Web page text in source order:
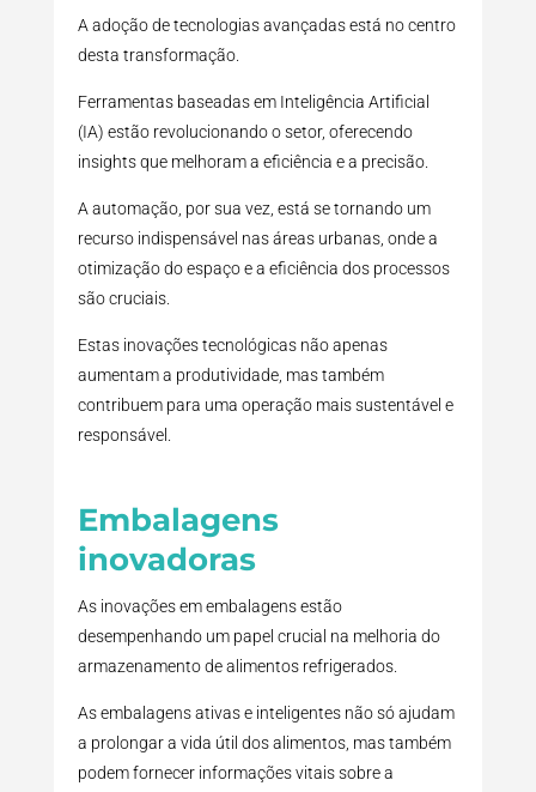
A adoção de tecnologias avançadas está no centro
desta transformação.
Ferramentas baseadas em Inteligência Artificial
(IA) estão revolucionando o setor, oferecendo
insights que melhoram a eficiência e a precisão.
A automação, por sua vez, está se tornando um
recurso indispensável nas áreas urbanas, onde a
otimização do espaço e a eficiência dos processos
são cruciais.
Estas inovações tecnológicas não apenas
aumentam a produtividade, mas também
contribuem para uma operação mais sustentável e
responsável.
Embalagens
inovadoras
As inovações em embalagens estão
desempenhando um papel crucial na melhoria do
armazenamento de alimentos refrigerados.
As embalagens ativas e inteligentes não só ajudam
a prolongar a vida útil dos alimentos, mas também
podem fornecer informações vitais sobre a